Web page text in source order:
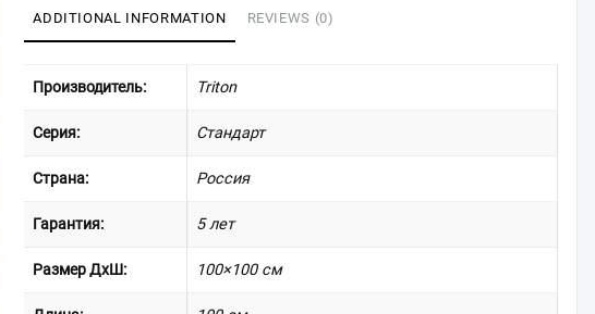
А
мозаика
100x100
quantity
ADDITIONAL INFORMATION REVIEWS (0)
Производитель: Triton
Серия: Стандарт
Страна: Россия
Гарантия: 5 лет
Размер ДхШ: 100×100 см